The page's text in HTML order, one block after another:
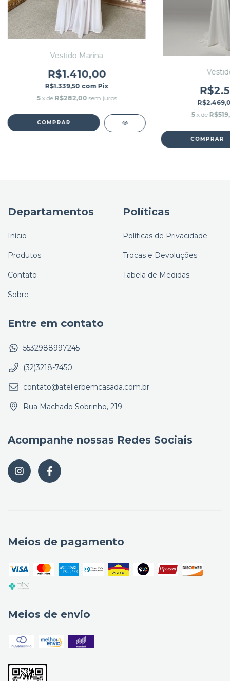
Vestido Marina
R$1.410,00
R$1.339,50 com Pix
5 x de R$282,00 sem juros
COMPRAR
5 x de
COMPRAR
Departamentos
Início
Produtos
Contato
Sobre
Políticas
Políticas de Privacidade
Trocas e Devoluções
Tabela de Medidas
Entre em contato
5532988997245
(32)3218-7450
contato@atelierbemcasada.com.br
Rua Machado Sobrinho, 219
Acompanhe nossas Redes Sociais
Meios de pagamento
Meios de envio